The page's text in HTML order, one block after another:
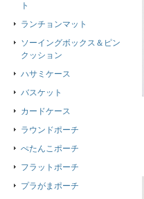
ト
ランチョンマット
ソーイングボックス＆ピン
クッション
ハサミケース
バスケット
カードケース
ラウンドポーチ
ぺたんこポーチ
フラットポーチ
プラがまポーチ